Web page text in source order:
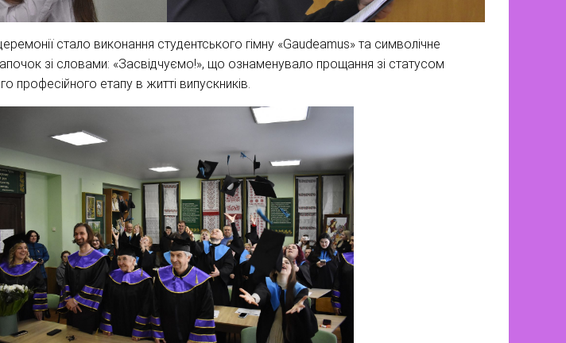
стало виконання студентського гімну «Gaudeamus» та символічне
зі словами: «Засвідчуємо!», що ознаменувало прощання зі статусом
професійного етапу в житті випускників.